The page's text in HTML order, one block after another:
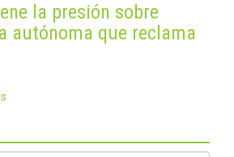
la presión sobre
autónoma que reclama